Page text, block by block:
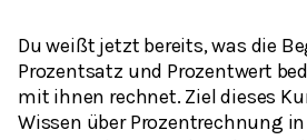
Du weißt jetzt bereits, was die
Prozentsatz und Prozentwert
mit ihnen rechnet. Ziel dieses
Wissen über Prozentrechnung